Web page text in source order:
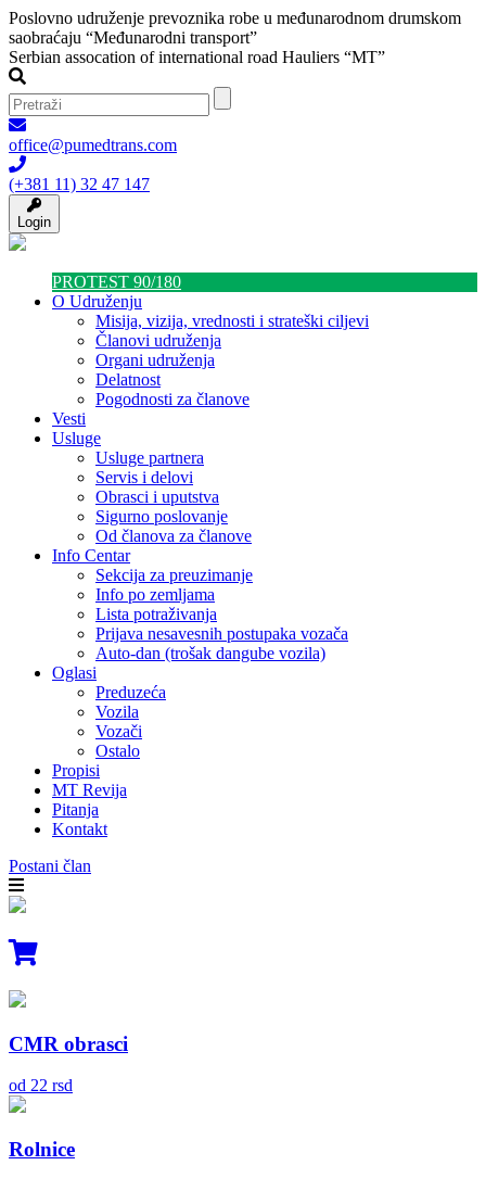
Poslovno udruženje prevoznika robe u međunarodnom drumskom
saobraćaju “Međunarodni transport”
Serbian assocation of international road Hauliers “MT”
office@pumedtrans.com
(+381 11) 32 47 147
Login
PROTEST 90/180
O Udruženju
Misija, vizija, vrednosti i strateški ciljevi
Članovi udruženja
Organi udruženja
Delatnost
Pogodnosti za članove
Vesti
Usluge
Usluge partnera
Servis i delovi
Obrasci i uputstva
Sigurno poslovanje
Od članova za članove
Info Centar
Sekcija za preuzimanje
Info po zemljama
Lista potraživanja
Prijava nesavesnih postupaka vozača
Auto-dan (trošak dangube vozila)
Oglasi
Preduzeća
Vozila
Vozači
Ostalo
Propisi
MT Revija
Pitanja
Kontakt
Postani član
CMR obrasci
od 22 rsd
Rolnice